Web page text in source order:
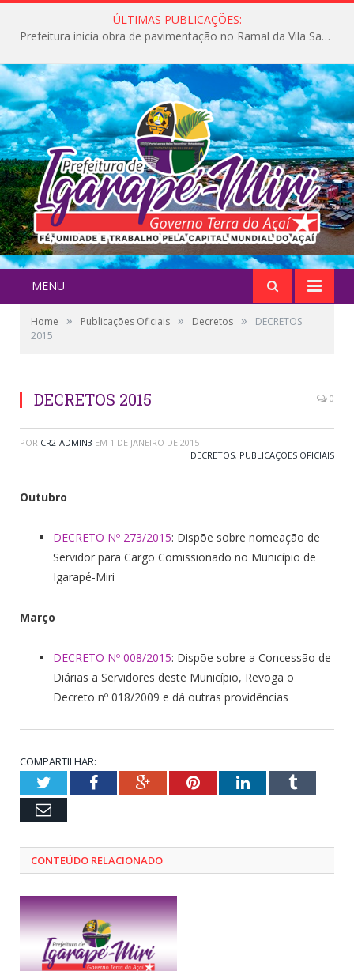
ÚLTIMAS PUBLICAÇÕES:
Prefeitura inicia obra de pavimentação no Ramal da Vila Santa Maria do Icatu
MENU
Home » Publicações Oficiais » Decretos »
DECRETOS
2015
DECRETOS 2015 0
POR CR2-ADMIN3 EM 1 DE JANEIRO DE 2015
DECRETOS, PUBLICAÇÕES OFICIAIS
Outubro
DECRETO Nº 273/2015: Dispõe sobre nomeação de
Servidor para Cargo Comissionado no Município de
Igarapé-Miri
Março
DECRETO Nº 008/2015: Dispõe sobre a Concessão de
Diárias a Servidores deste Município, Revoga o
Decreto nº 018/2009 e dá outras providências
COMPARTILHAR:
TwitterFacebookGoogle+PinterestLinkedInTumblr
Email
CONTEÚDO RELACIONADO